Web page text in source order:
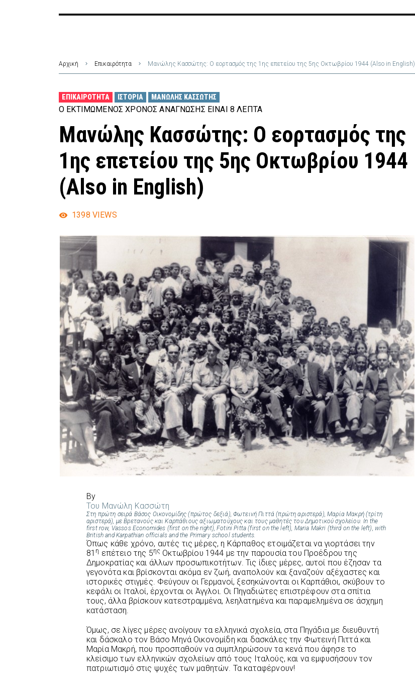
Αρχική Επικαιρότητα Μανώλης Κασσώτης: Ο εορτασμός της 1ης επετείου της 5ης Οκτωβρίου 1944 (Also in English)
ΕΠΙΚΑΙΡΌΤΗΤΑ ΙΣΤΟΡΊΑ ΜΑΝΏΛΗΣ ΚΑΣΣΏΤΗΣ
Ο ΕΚΤΙΜΏΜΕΝΟΣ ΧΡΌΝΟΣ ΑΝΆΓΝΩΣΗΣ ΕΊΝΑΙ 8 ΛΕΠΤΆ
Μανώλης Κασσώτης: Ο εορτασμός της
1ης επετείου της 5ης Οκτωβρίου 1944
(Also in English)
1398 VIEWS
By
Του Μανώλη Κασσώτη
Στη πρώτη σειρά Βάσος Οικονομίδης (πρώτος δεξιά), Φωτεινή Πιττά (πρώτη αριστερά), Μαρία Μακρή (τρίτη
αριστερά), με Βρετανούς και Καρπάθιους αξιωματούχους και τους μαθητές του Δημοτικού σχολείου. In the
first row, Vassos Economides (first on the right), Fotini Pitta (first on the left), Maria Makri (third on the left), with
British and Karpathian officials and the Primary school students.
Όπως κάθε χρόνο, αυτές τις μέρες, η Κάρπαθος ετοιμάζεται να γιορτάσει την
81 η επέτειο της 5ης Οκτωβρίου 1944 με την παρουσία του Προέδρου της
Δημοκρατίας και άλλων προσωπικοτήτων. Τις ίδιες μέρες, αυτοί που έζησαν τα
γεγονότα και βρίσκονται ακόμα εν ζωή, αναπολούν και ξαναζούν αξέχαστες και
ιστορικές στιγμές. Φεύγουν οι Γερμανοί, ξεσηκώνονται οι Καρπάθιοι, σκύβουν το
κεφάλι οι Ιταλοί, έρχονται οι Άγγλοι. Οι Πηγαδιώτες επιστρέφουν στα σπίτια
τους, άλλα βρίσκουν κατεστραμμένα, λεηλατημένα και παραμελημένα σε άσχημη
κατάσταση.
Όμως, σε λίγες μέρες ανοίγουν τα ελληνικά σχολεία, στα Πηγάδια με διευθυντή
και δάσκαλο τον Βάσο Μηνά Οικονομίδη και δασκάλες την Φωτεινή Πιττά και
Μαρία Μακρή, που προσπαθούν να συμπληρώσουν τα κενά που άφησε το
κλείσιμο των ελληνικών σχολείων από τους Ιταλούς, και να εμφυσήσουν τον
πατριωτισμό στις ψυχές των μαθητών. Τα καταφέρνουν!